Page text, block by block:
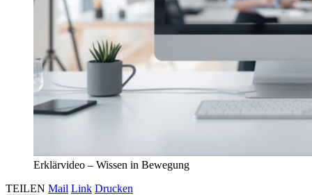
Erklärvideo – Wissen in Bewegung
TEILEN Mail Link Drucken